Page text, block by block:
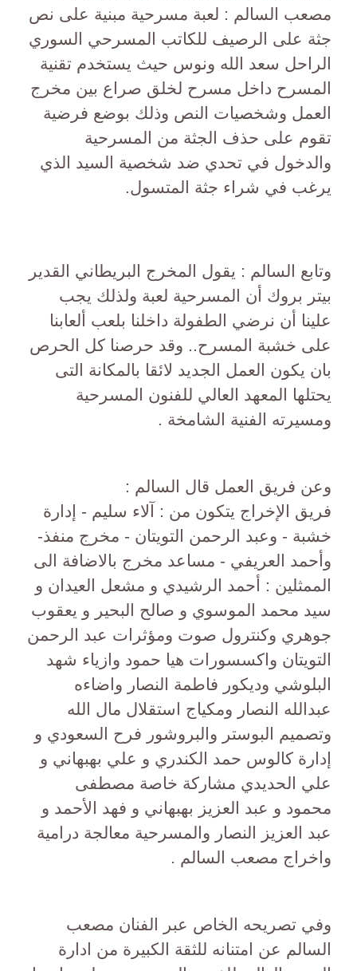
مصعب السالم : لعبة مسرحية مبنية على نص
جثة على الرصيف للكاتب المسرحي السوري
الراحل سعد الله ونوس حيث يستخدم تقنية
المسرح داخل مسرح لخلق صراع بين مخرج
العمل وشخصيات النص وذلك بوضع فرضية
تقوم على حذف الجثة من المسرحية
والدخول في تحدي ضد شخصية السيد الذي
يرغب في شراء جثة المتسول.
وتابع السالم : يقول المخرج البريطاني القدير
بيتر بروك أن المسرحية لعبة ولذلك يجب
علينا أن نرضي الطفولة داخلنا بلعب ألعابنا
على خشبة المسرح.. وقد حرصنا كل الحرص
بان يكون العمل الجديد لائقا بالمكانة التى
يحتلها المعهد العالي للفنون المسرحية
ومسيرته الفنية الشامخة .
وعن فريق العمل قال السالم :
فريق الإخراج يتكون من : آلاء سليم - إدارة
خشبة - وعبد الرحمن التويتان - مخرج منفذ-
وأحمد العريفي - مساعد مخرج بالاضافة الى
الممثلين : أحمد الرشيدي و مشعل العيدان و
سيد محمد الموسوي و صالح البحير و يعقوب
جوهري وكنترول صوت ومؤثرات عبد الرحمن
التويتان واكسسورات هيا حمود وازياء شهد
البلوشي وديكور فاطمة النصار واضاءه
عبدالله النصار ومكياج استقلال مال الله
وتصميم البوستر والبروشور فرح السعودي و
إدارة كالوس حمد الكندري و علي بهبهاني و
علي الحديدي مشاركة خاصة مصطفى
محمود و عبد العزيز بهبهاني و فهد الأحمد و
عبد العزيز النصار والمسرحية معالجة درامية
واخراج مصعب السالم .
وفي تصريحه الخاص عبر الفنان مصعب
السالم عن امتنانه للثقة الكبيرة من ادارة